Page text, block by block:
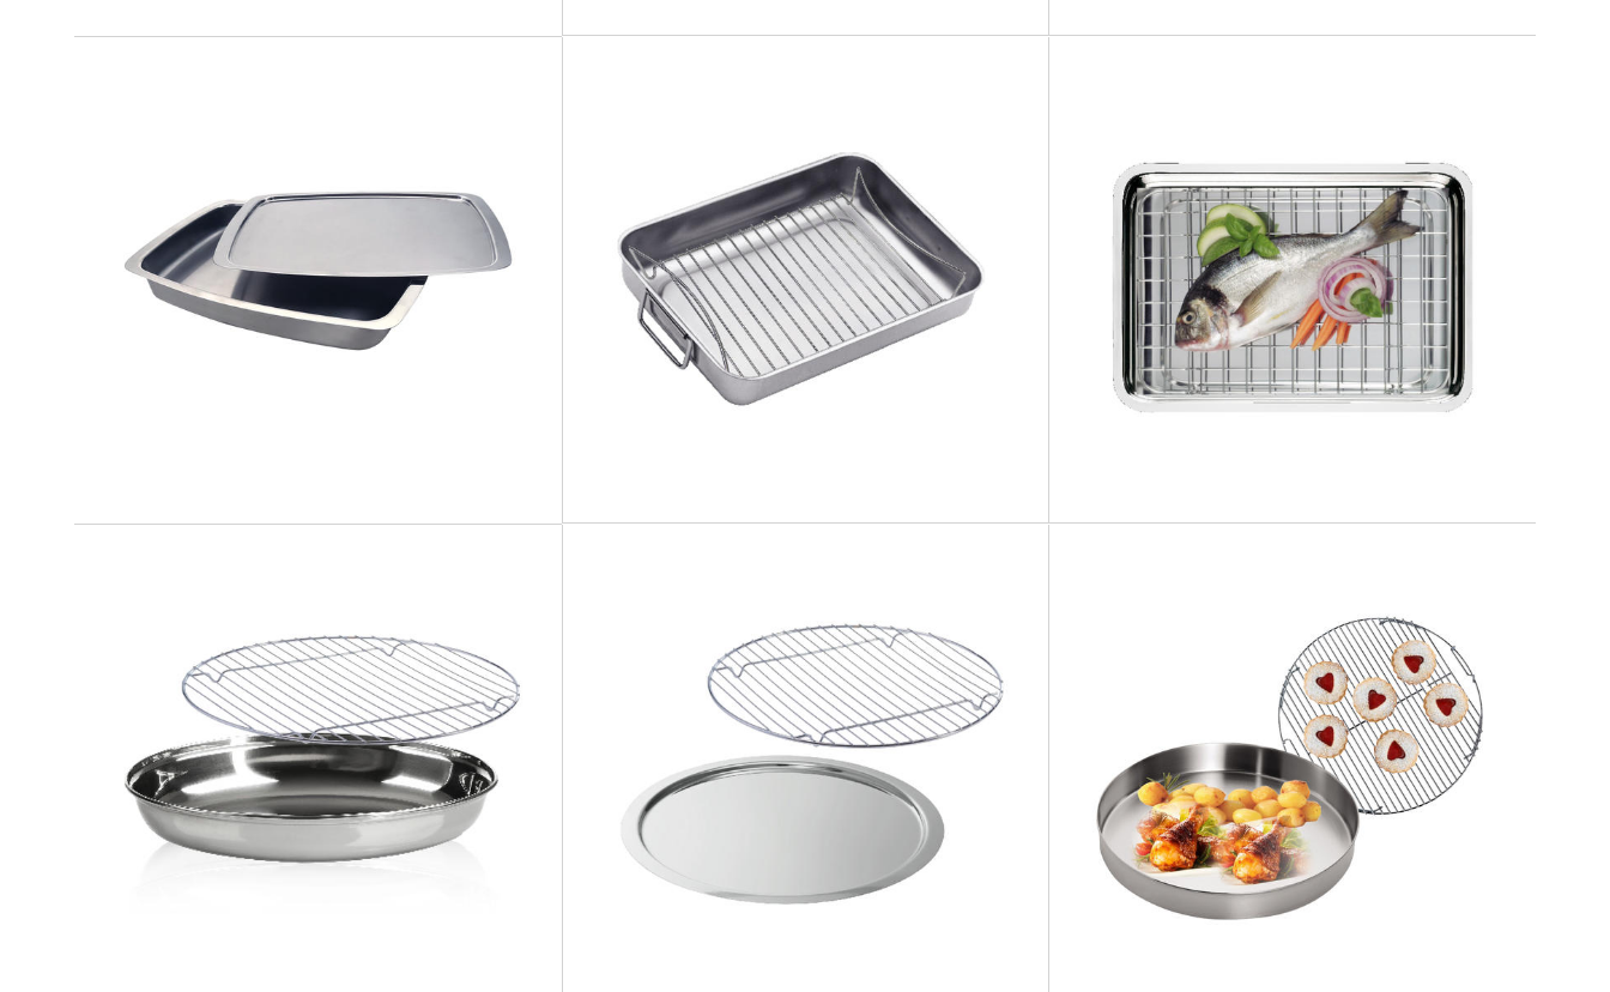
IO BIO
Cuoci & Servi
SMART GRILL DOPPIA
ALTEZZA
Teglia + griglia doppia altezza
SMART GRILL
Teglia bassa + griglia
SMART GRILL OVAL
Pirofila ovale + griglia doppia altezza
SMART GRILL ROUND
Teglia bassa rotonda + griglia
SMART GRILL ROUND DOPPIA
ALTEZZA
Teglia rotonda + griglia doppia altezza